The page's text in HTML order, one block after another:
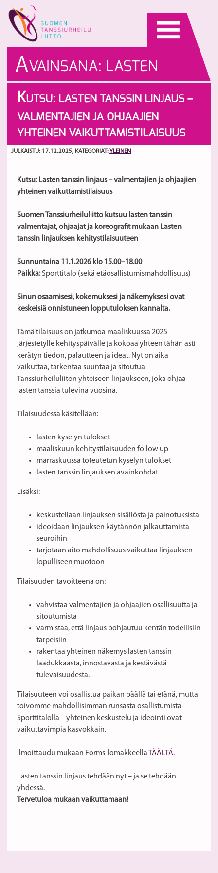
content
AVAINSANA: LASTEN
TANSSI LINJAUS
KUTSU: LASTEN TANSSIN LINJAUS –
VALMENTAJIEN JA OHJAAJIEN
YHTEINEN VAIKUTTAMISTILAISUUS
JULKAISTU: 17.12.2025, KATEGORIAT: YLEINEN
Kutsu: Lasten tanssin linjaus – valmentajien ja ohjaajien
yhteinen vaikuttamistilaisuus
Suomen Tanssiurheiluliitto kutsuu lasten tanssin
valmentajat, ohjaajat ja koreografit mukaan Lasten
tanssin linjauksen kehitystilaisuuteen
Sunnuntaina 11.1.2026 klo 15.00–18.00
Paikka:Sporttitalo (sekä etäosallistumismahdollisuus)
Sinun osaamisesi, kokemuksesi ja näkemyksesi ovat
keskeisiä onnistuneen lopputuloksen kannalta.
Tämä tilaisuus on jatkumoa maaliskuussa 2025
järjestetylle kehityspäivälle ja kokoaa yhteen tähän asti
kerätyn tiedon, palautteen ja ideat. Nyt on aika
vaikuttaa, tarkentaa suuntaa ja sitoutua
Tanssiurheiluliiton yhteiseen linjaukseen, joka ohjaa
lasten tanssia tulevina vuosina.
Tilaisuudessa käsitellään:
lasten kyselyn tulokset
maaliskuun kehitystilaisuuden follow up
marraskuussa toteutetun kyselyn tulokset
lasten tanssin linjauksen avainkohdat
Lisäksi:
keskustellaan linjauksen sisällöstä ja painotuksista
ideoidaan linjauksen käytännön jalkauttamista
seuroihin
tarjotaan aito mahdollisuus vaikuttaa linjauksen
lopulliseen muotoon
Tilaisuuden tavoitteena on:
vahvistaa valmentajien ja ohjaajien osallisuutta ja
sitoutumista
varmistaa, että linjaus pohjautuu kentän todellisiin
tarpeisiin
rakentaa yhteinen näkemys lasten tanssin
laadukkaasta, innostavasta ja kestävästä
tulevaisuudesta.
Tilaisuuteen voi osallistua paikan päällä tai etänä, mutta
toivomme mahdollisimman runsasta osallistumista
Sporttitalolla – yhteinen keskustelu ja ideointi ovat
vaikuttavimpia kasvokkain.
Ilmoittaudu mukaan Forms-lomakkeellaTÄÄLTÄ.
Lasten tanssin linjaus tehdään nyt – ja se tehdään
yhdessä.
Tervetuloa mukaan vaikuttamaan!
.